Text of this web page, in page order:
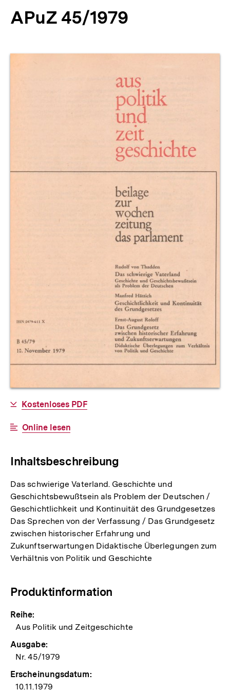
APuZ 45/1979
Allgemeine
Informationen
Download-
Kostenloses PDF
Interner
Online lesen
Inhaltsbeschreibung
Das schwierige Vaterland. Geschichte und
Geschichtsbewußtsein als Problem der Deutschen /
Geschichtlichkeit und Kontinuität des Grundgesetzes
Das Sprechen von der Verfassung / Das Grundgesetz
zwischen historischer Erfahrung und
Zukunftserwartungen Didaktische Überlegungen zum
Verhältnis von Politik und Geschichte
Produktinformation
Reihe:
Aus Politik und Zeitgeschichte
Ausgabe:
Nr. 45/1979
Erscheinungsdatum:
10.11.1979